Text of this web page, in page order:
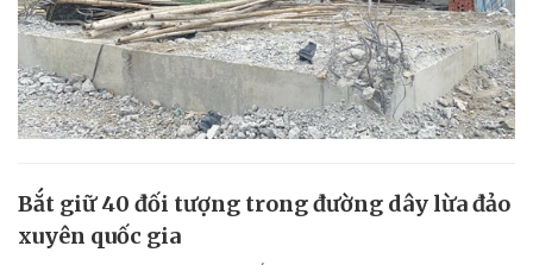
Bắt giữ 40 đối tượng trong đường dây lừa đảo
xuyên quốc gia